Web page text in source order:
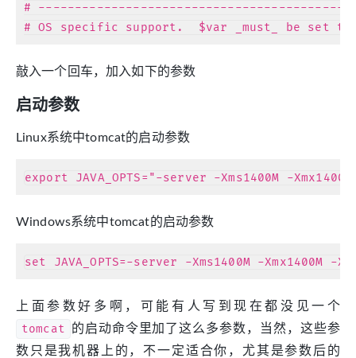
#
敲入一个回车，加入如下的参数
启动参数
Linux系统中tomcat的启动参数
Windows系统中tomcat的启动参数
上面参数好多啊，可能有人写到现在都没见一个
tomcat
的启动命令里加了这么多参数，当然，这些参
数只是我机器上的，不一定适合你，尤其是参数后的